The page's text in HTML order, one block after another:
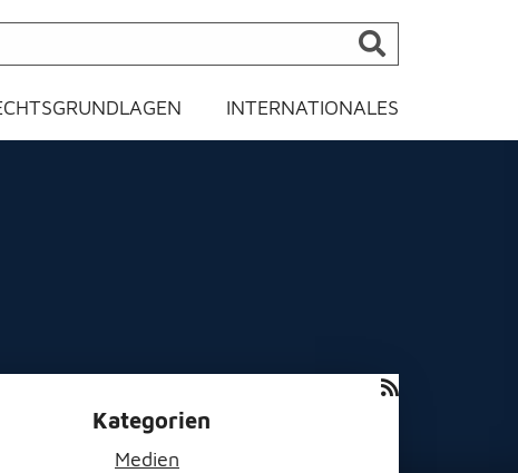
INTERNATIONALES
Kategorien
Medien